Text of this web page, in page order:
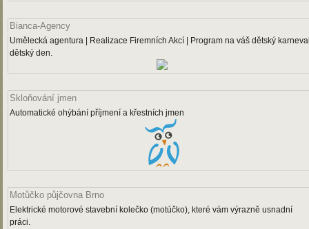
Bianca-Agency
Umělecká agentura | Realizace Firemních Akcí | Program na váš dětský
dětský den.
Skloňování jmen
Automatické ohýbání příjmení a křestních jmen
Motůčko půjčovna Brno
Elektrické motorové stavební kolečko (motúčko), které vám výrazně usnadní
práci.